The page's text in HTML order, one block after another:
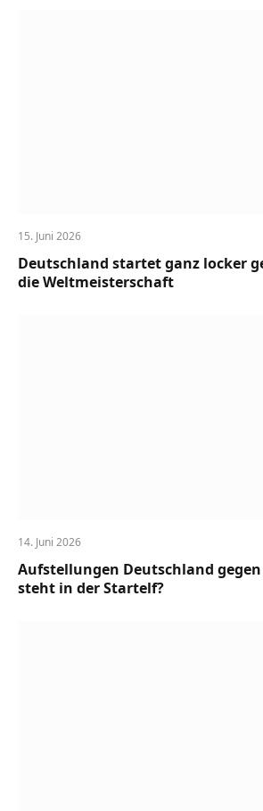
15. Juni 2026
Deutschland startet ganz locker
die Weltmeisterschaft
14. Juni 2026
Aufstellungen Deutschland gegen
steht in der Startelf?